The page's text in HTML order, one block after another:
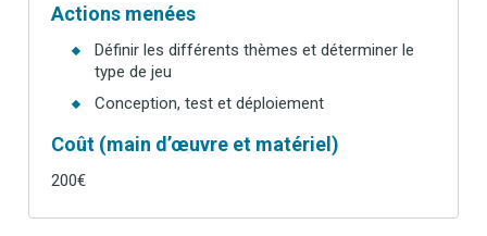
Actions menées
Définir les différents thèmes et déterminer le
type de jeu
Conception, test et déploiement
Coût (main d’œuvre et matériel)
200€